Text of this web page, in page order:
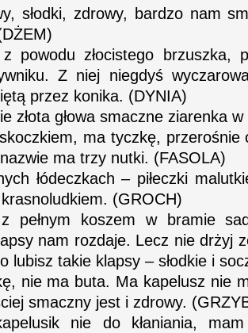
słodki, zdrowy, bardzo nam
powodu złocistego brzuszka,
Z niej niegdyś
przez konika. (DYNIA)
złota głowa smaczne ziarenka
ma tyczkę, przerośnie
ma trzy nutki. (FASOLA)
łódeczkach – piłeczki
(GROCH)
pełnym koszem w bramie
nam rozdaje. Lecz nie drżyj
lubisz takie klapsy – słodkie i
nie ma buta. Ma kapelusz nie
smaczny jest i zdrowy.
nie do kłaniania,